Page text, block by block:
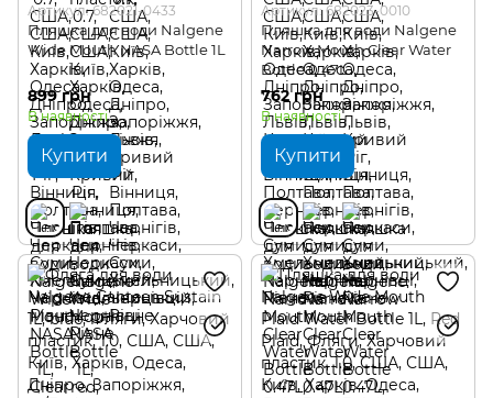
Артикул: 682021-0433
Пляшка для води Nalgene
Wide Mouth NASA Bottle 1L
899 грн
В наявності
Купити
Артикул: 682023-0010
Пляшка для води Nalgene
Narrow Mouth Clear Water
Bottle 0.47L
762 грн
В наявності
Купити